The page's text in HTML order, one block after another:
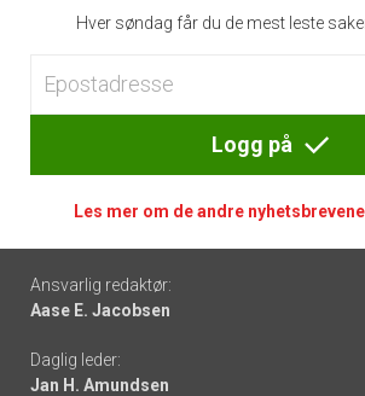
Hver søndag får du de mest leste
Logg på
Les mer om de andre
Footer
-
links
Ansvarlig redaktør:
Aase E. Jacobsen
Daglig leder:
Jan H. Amundsen